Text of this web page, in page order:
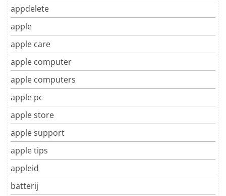
appdelete
apple
apple care
apple computer
apple computers
apple pc
apple store
apple support
apple tips
appleid
batterij